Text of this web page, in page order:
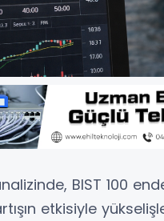
BIST 100
etkisiyle